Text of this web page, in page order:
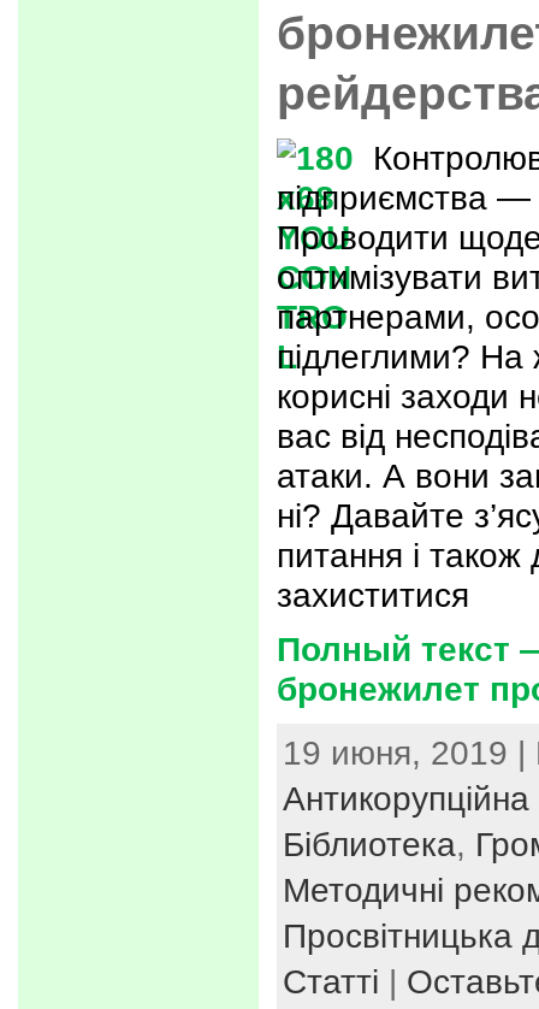
підприємства
Проводити
оптимізувати
партнерами,
підлеглими? На
корисні заходи
вас від
атаки. А вони
ні? Давайте
питання і також
захиститися
Полный текст
бронежилет
19 июня, 2019 |
Антикорупційна
Біблиотека,
Методичні
Просвітницька
Статті |